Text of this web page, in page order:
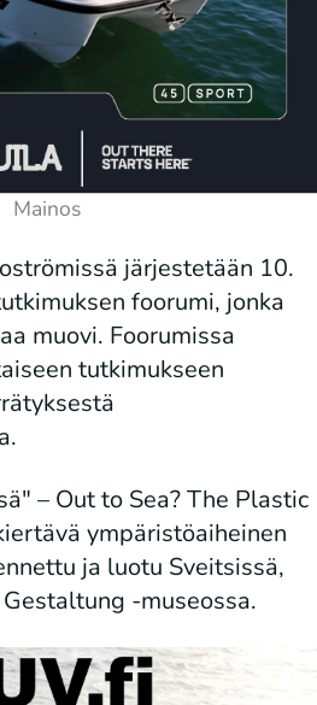
järjestetään 10.
foorumi, jonka
muovi. Foorumissa
tutkimukseen
– Out to Sea? The Plastic
ympäristöaiheinen
ja luotu Sveitsissä,
-museossa.